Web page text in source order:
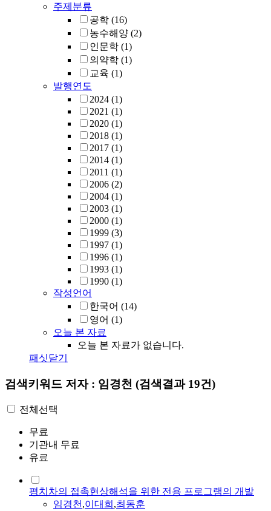
주제분류
공학 (16)
농수해양 (2)
인문학 (1)
의약학 (1)
교육 (1)
발행연도
2024 (1)
2021 (1)
2020 (1)
2018 (1)
2017 (1)
2014 (1)
2011 (1)
2006 (2)
2004 (1)
2003 (1)
2000 (1)
1999 (3)
1997 (1)
1996 (1)
1993 (1)
1990 (1)
작성언어
한국어 (14)
영어 (1)
오늘 본 자료
오늘 본 자료가 없습니다.
패싯닫기
검색키워드 저자 : 임경천 (검색결과 19건)
전체선택
무료
기관내 무료
유료
평치차의 접촉현상해석을 위한 전용 프로그램의 개발
임경천,이대희 ,최동훈